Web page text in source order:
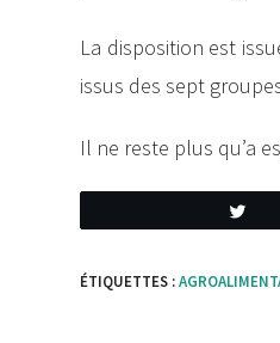
La disposition est
issus des sept
Il ne reste plus qu’a
ÉTIQUETTES :